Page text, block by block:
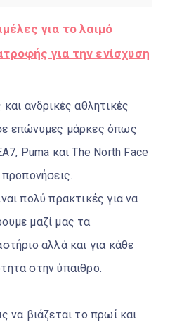
για το λαιμό
για την ενίσχυση
ανδρικές αθλητικές
επώνυμες μάρκες όπως
Puma και The North Face
πολύ πρακτικές για να
μαζί μας τα
αλλά και για κάθε
στην ύπαιθρο.
να βιάζεται το πρωί και